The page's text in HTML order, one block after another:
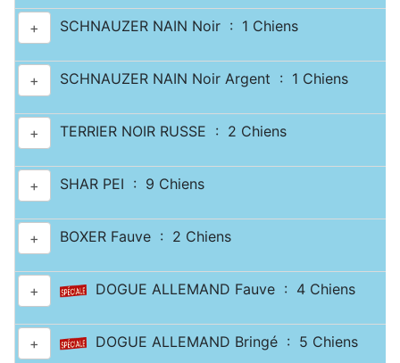
+ SCHNAUZER NAIN Noir : 1 Chiens
+ SCHNAUZER NAIN Noir Argent : 1 Chiens
+ TERRIER NOIR RUSSE : 2 Chiens
+ SHAR PEI : 9 Chiens
+ BOXER Fauve : 2 Chiens
+ DOGUE ALLEMAND Fauve : 4 Chiens
+ DOGUE ALLEMAND Bringé : 5 Chiens